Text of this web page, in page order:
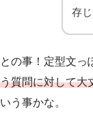
存じ
との事！定型文っ
う質問に対して大
いう事かな。